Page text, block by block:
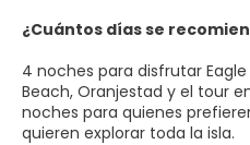
¿Cuántos días se
4 noches para disfrutar Eagle
Beach, Oranjestad y el tour
noches para quienes
quieren explorar toda la isla.